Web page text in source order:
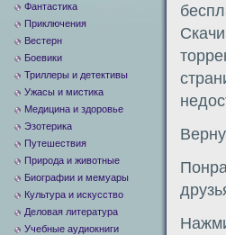
Фантастика
Приключения
Вестерн
Боевики
Триллеры и детективы
Ужасы и мистика
Медицина и здоровье
Эзотерика
Путешествия
Природа и животные
Биографии и мемуары
Культура и искусство
Деловая литература
Учебные аудиокниги